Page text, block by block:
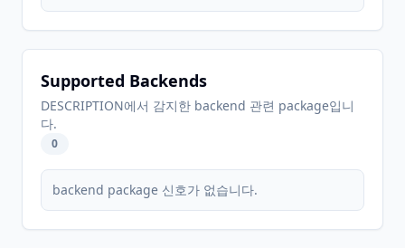
Supported Backends
DESCRIPTION에서 감지한 backend 관련 package입니
다.
0
backend package 신호가 없습니다.